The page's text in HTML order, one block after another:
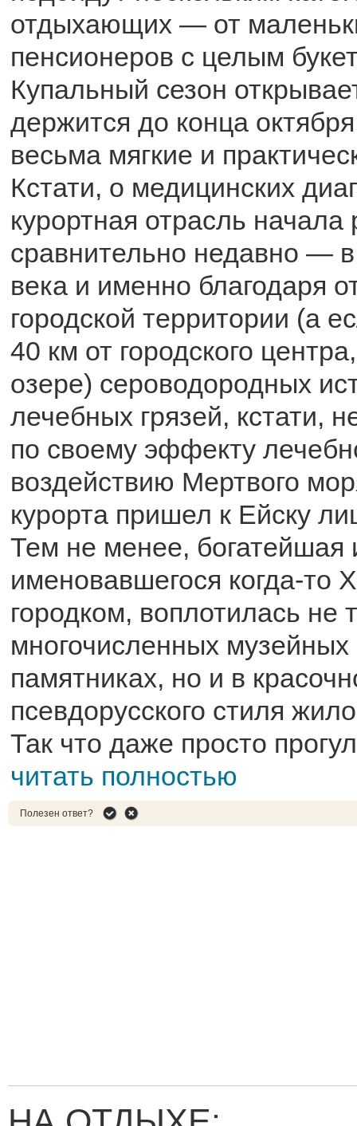
отдыхающих — от
пенсионеров с целым
Купальный сезон
держится до конца
весьма мягкие и
Кстати, о медицинских
курортная отрасль начала
сравнительно недавно —
века и именно благодаря
городской территории (а
40 км от городского
озере) сероводородных
лечебных грязей, кстати,
по своему эффекту
воздействию Мертвого
курорта пришел к Ейску
Тем не менее, богатейшая
именовавшегося когда-то
городком, воплотилась не
многочисленных музейных
памятниках, но и в
псевдорусского стиля
Так что даже просто
читать полностью
Полезен ответ?